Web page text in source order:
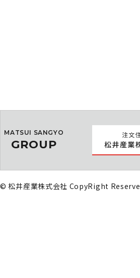
MATSUI SANGYO
GROUP
© 松井産業株式会社 CopyRight